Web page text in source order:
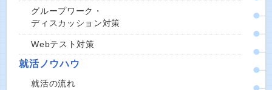
グループワーク・
ディスカッション対策
Webテスト対策
就活ノウハウ
就活の流れ